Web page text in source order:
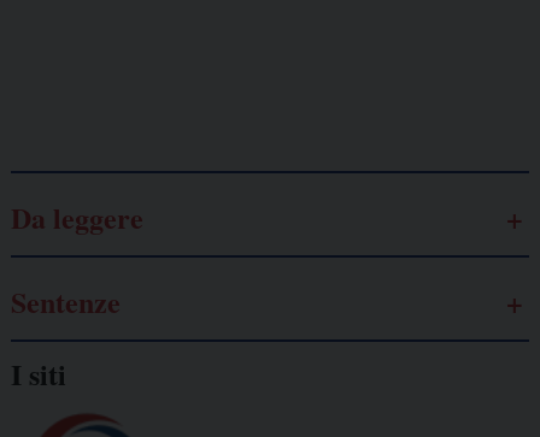
Da leggere
Sentenze
I siti